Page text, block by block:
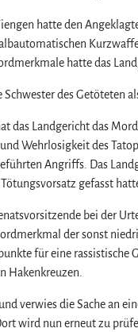
hatte den
hatte das
des Getöteten
das Landgericht das
Wehrlosigkeit des
Angriffs. Das
gefasst
bei der
der sonst
für eine rassistische
Hakenkreuzen.
verwies die Sache an
wird nun erneut zu